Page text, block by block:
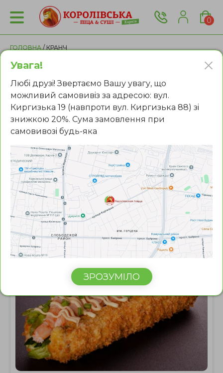
0
ГОЛОВНА/ КРАНЧ
Роли з доставкою в Харкові
Фiльтри:
Популярне
Макі роли
Запечені
Футомакі
З лососем
З вугром
З креветкою
Солодкі
Філадельфія
Каліфорнія
Сортувати за:
NEW
Увага!
Любi друзi! Звертаємо Вашу увагу, що
можливий самовивiз за адресою: вул.
Киргизька 19 (навпроти вул. Киргизька 88) зi
знижкою 20%. Сума замовлення при
самовивозi будь-яка
ЗРОЗУМІЛО